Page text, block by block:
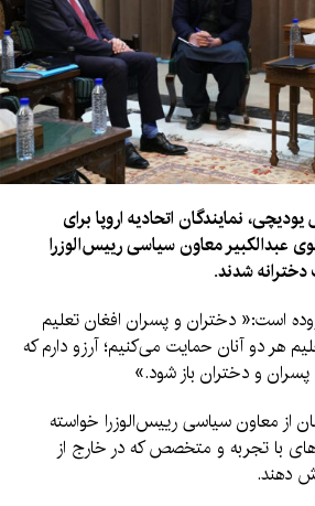
نمایندگان اتحادیه اروپا برای
عبدالکبیر معاون سیاسی رییس‌الوزرا
دخترانه شدند.
است:« دختران و پسران افغان تعلیم
هر دو آنان حمایت می‌کنیم؛ آرزو دارم که
پسران و دختران باز شود.»
از معاون سیاسی رییس‌الوزرا خواسته
با تجربه و متخصص که در خارج از
دهند.